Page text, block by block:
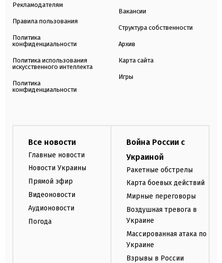
Рекламодателям
Правила пользования
Политика
конфиденциальности
Политика использования
искусственного интеллекта
Политика
конфиденциальности
Вакансии
Структура собственности
Архив
Карта сайта
Игры
Все новости
Главные новости
Новости Украины
Прямой эфир
Видеоновости
Аудионовости
Погода
Война России с
Украиной
Ракетные обстрелы
Карта боевых действий
Мирные переговоры
Воздушная тревога в
Украине
Массированная атака по
Украине
Взрывы в России